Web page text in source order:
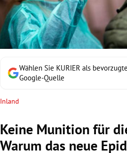
Untermenü
Untermenü
Untermenü
Untermenü
Wählen Sie KURIER als bevorzugte
Google-Quelle
Inland
Keine Munition für
Warum das neue